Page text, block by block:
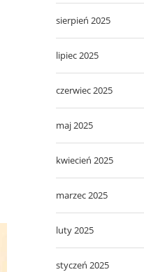
sierpień 2025
lipiec 2025
czerwiec 2025
maj 2025
kwiecień 2025
marzec 2025
luty 2025
styczeń 2025